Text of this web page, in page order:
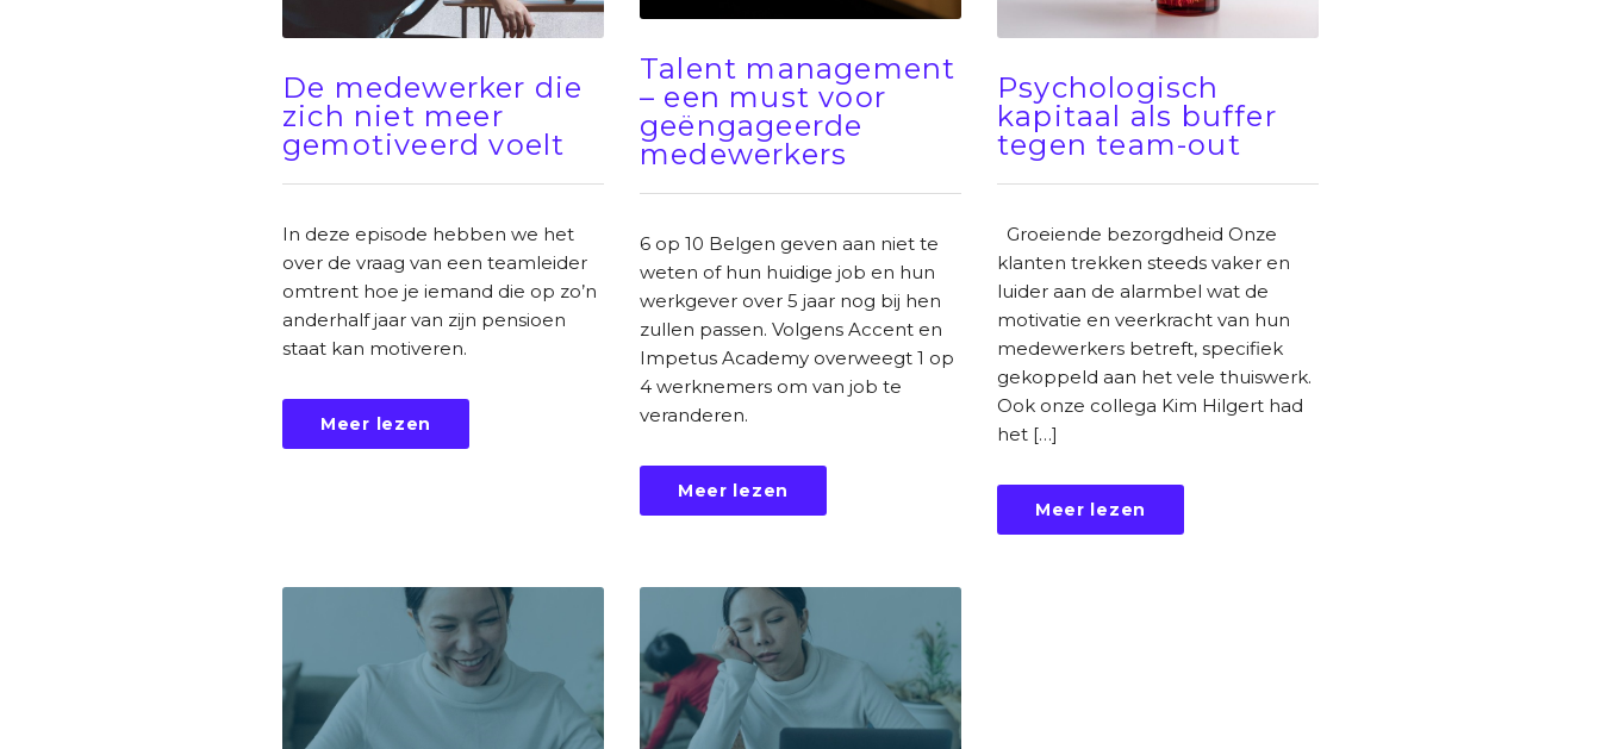
De medewerker die
zich niet meer
gemotiveerd voelt
In deze episode hebben we het
over de vraag van een teamleider
omtrent hoe je iemand die op zo’n
anderhalf jaar van zijn pensioen
staat kan motiveren.
Meer lezen
Talent management
– een must voor
geëngageerde
medewerkers
6 op 10 Belgen geven aan niet te
weten of hun huidige job en hun
werkgever over 5 jaar nog bij hen
zullen passen. Volgens Accent en
Impetus Academy overweegt 1 op
4 werknemers om van job te
veranderen.
Meer lezen
Psychologisch
kapitaal als buffer
tegen team-out
Groeiende bezorgdheid Onze
klanten trekken steeds vaker en
luider aan de alarmbel wat de
motivatie en veerkracht van hun
medewerkers betreft, specifiek
gekoppeld aan het vele thuiswerk.
Ook onze collega Kim Hilgert had
het […]
Meer lezen